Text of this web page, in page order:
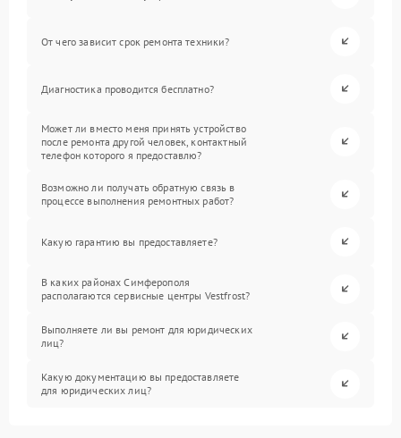
От чего зависит срок ремонта техники?
Диагностика проводится бесплатно?
Может ли вместо меня принять устройство
после ремонта другой человек, контактный
телефон которого я предоставлю?
Возможно ли получать обратную связь в
процессе выполнения ремонтных работ?
Какую гарантию вы предоставляете?
В каких районах Симферополя
располагаются сервисные центры Vestfrost?
Выполняете ли вы ремонт для юридических
лиц?
Какую документацию вы предоставляете
для юридических лиц?